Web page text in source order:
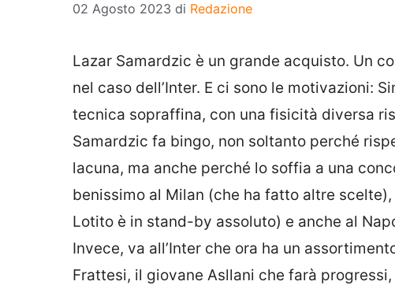
02 Agosto 2023 di Redazione
Lazar Samardzic è un grande acquisto. Un
nel caso dell’Inter. E ci sono le motivazioni:
tecnica sopraffina, con una fisicità diversa
Samardzic fa bingo, non soltanto perché
lacuna, ma anche perché lo soffia a una
benissimo al Milan (che ha fatto altre
Lotito è in stand-by assoluto) e anche al
Invece, va all’Inter che ora ha un
Frattesi, il giovane Asllani che farà